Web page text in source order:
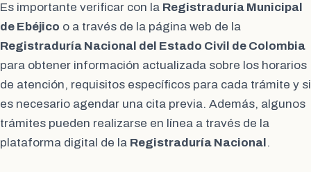
Es importante verificar con la Registraduría Municipal
de Ebéjico o a través de la página web de la
Registraduría Nacional del Estado Civil de Colombia
para obtener información actualizada sobre los horarios
de atención, requisitos específicos para cada trámite y si
es necesario agendar una cita previa. Además, algunos
trámites pueden realizarse en línea a través de la
plataforma digital de la Registraduría Nacional .